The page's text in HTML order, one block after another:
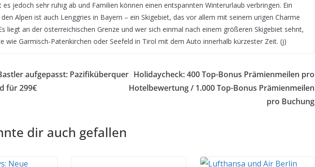
es jedoch sehr ruhig ab und Familien können einen entspannten Winterurlaub verbringen. Ein
den Alpen ist auch Lenggries in Bayern – ein Skigebiet, das vor allem mit seinem urigen Charme
liegt an der österreichischen Grenze und wer sich einmal nach einem größeren Skigebiet sehnt,
wie Garmisch-Patenkirchen oder Seefeld in Tirol mit dem Auto innerhalb kürzester Zeit. (j)
aufgepasst: Pazifiküberquer
für 299€
Holidaycheck: 400 Top-Bonus Prämienmeilen pro
Hotelbewertung / 1.000 Top-Bonus Prämienmeilen
pro Buchung
dir auch gefallen